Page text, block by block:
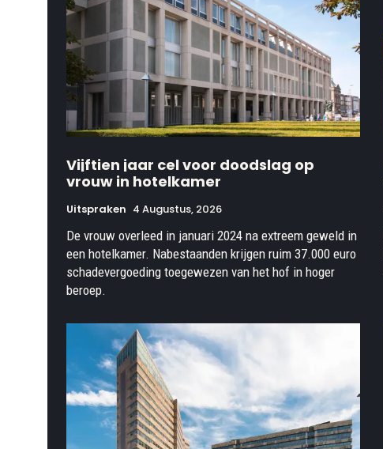
Vijftien jaar cel voor doodslag op
vrouw in hotelkamer
Uitspraken 4 Augustus, 2026
De vrouw overleed in januari 2024 na extreem geweld in
een hotelkamer. Nabestaanden krijgen ruim 37.000 euro
schadevergoeding toegewezen van het hof in hoger
beroep.